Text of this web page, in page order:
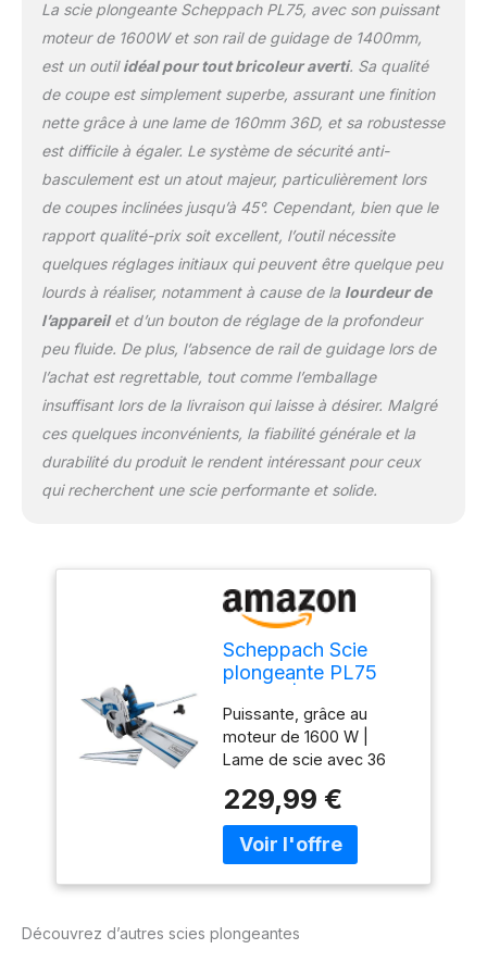
de guidage, 1 x sécurité
anti-recul
La scie plongeante Scheppach PL75, avec son puissant
moteur de 1600W et son rail de guidage de 1400mm,
est un outilidéal pour tout bricoleur averti. Sa qualité
de coupe est simplement superbe, assurant une finition
nette grâce à une lame de 160mm 36D, et sa robustesse
est difficile à égaler. Le système de sécurité anti-
basculement est un atout majeur, particulièrement lors
de coupes inclinées jusqu’à 45°. Cependant, bien que le
rapport qualité-prix soit excellent, l’outil nécessite
quelques réglages initiaux qui peuvent être quelque peu
lourds à réaliser, notamment à cause de la lourdeur de
l’appareilet d’un bouton de réglage de la profondeur
peu fluide. De plus, l’absence de rail de guidage lors de
l’achat est regrettable, tout comme l’emballage
insuffisant lors de la livraison qui laisse à désirer. Malgré
ces quelques inconvénients, la fiabilité générale et la
durabilité du produit le rendent intéressant pour ceux
qui recherchent une scie performante et solide.
Scheppach Scie
plongeante PL75
guidage de 1400mm
Puissante, grâce au
moteur de 1600 W |
Lame de scie avec 36
pour une plongée
parallèle et un guidage
régulier de la scie Coupe
efficace des copeaux
229,99 €
Découvrez d’autres scies plongeantes